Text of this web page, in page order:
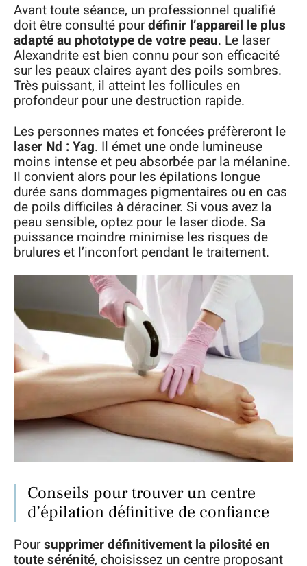
Avant toute séance, un professionnel qualifié
doit être consulté pourdéfinir l’appareil le plus
adapté au phototype de votre peau. Le laser
Alexandrite est bien connu pour son efficacité
sur les peaux claires ayant des poils sombres.
Très puissant, il atteint les follicules en
profondeur pour une destruction rapide.
Les personnes mates et foncées préfèreront le
laser Nd : Yag. Il émet une onde lumineuse
moins intense et peu absorbée par la mélanine.
Il convient alors pour les épilations longue
durée sans dommages pigmentaires ou en cas
de poils difficiles à déraciner. Si vous avez la
peau sensible, optez pour le laser diode. Sa
puissance moindre minimise les risques de
brulures et l’inconfort pendant le traitement.
Conseils pour trouver un centre
d’épilation définitive de confiance
Poursupprimer définitivement la pilosité en
toute sérénité, choisissez un centre proposant